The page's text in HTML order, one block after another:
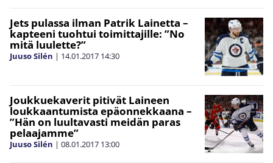
Jets pulassa ilman Patrik Lainetta –
kapteeni tuohtui toimittajille: ”No
mitä luulette?”
Juuso Silén | 14.01.2017 14:30
Joukkuekaverit pitivät Laineen
loukkaantumista epäonnekkaana –
”Hän on luultavasti meidän paras
pelaajamme”
Juuso Silén | 08.01.2017 13:00